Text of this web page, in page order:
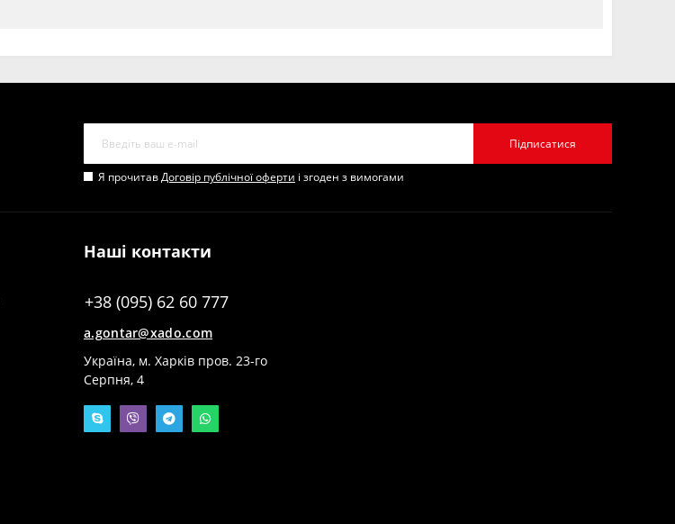
Підписатися
Я прочитавДоговір публічної оферти і згоден з вимогами
Наші контакти
+38 (095) 62 60 777
a.gontar@xado.com
Україна, м. Харків пров. 23-го
Серпня, 4